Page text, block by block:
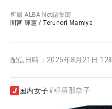
所属ALBA Net編集部
間宮 輝憲 /Terunori Mamiya
配信日時： 2025年8月21日 12
国内女子#稲垣那奈子